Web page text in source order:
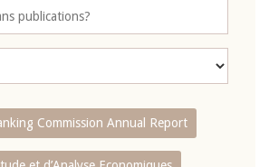
Commission Annual Report